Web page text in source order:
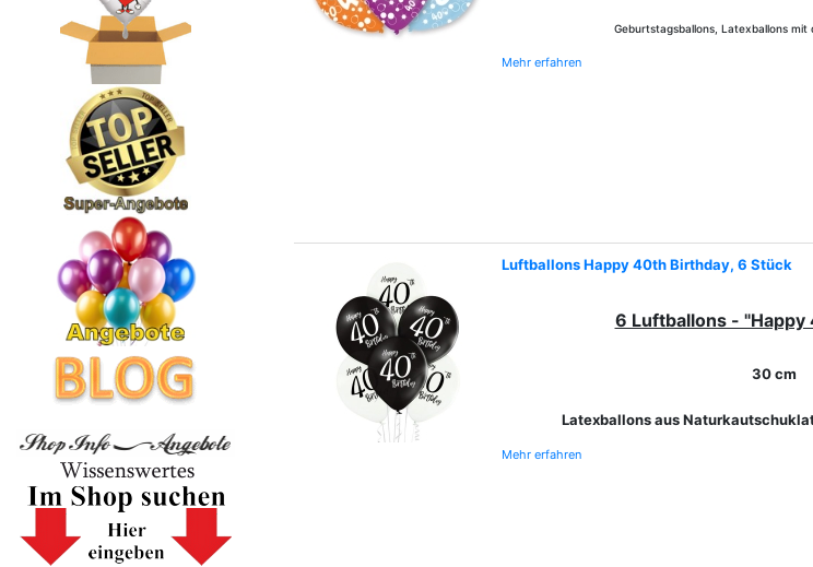
Geburtstagsballons, Latexballons
Mehr erfahren
Luftballons Happy 40th Birthday, 6 Stück
6 Luftballons - "Happy
30 cm
Latexballons aus
Mehr erfahren